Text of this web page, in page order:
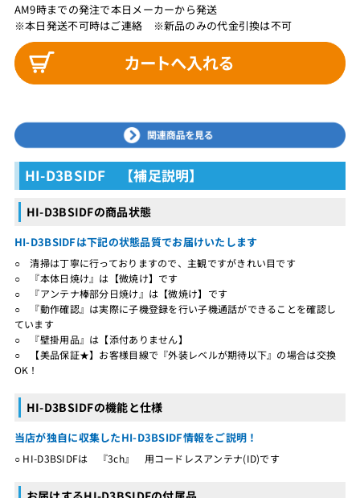
AM9時までの発注で本日メーカーから発送
※本日発送不可時はご連絡 ※新品のみの代金引換は不可
HI-D3BSIDF 【補足説明】
HI-D3BSIDFの商品状態
HI-D3BSIDFは下記の状態品質でお届けいたします
○ 清掃は丁寧に行っておりますので、主観ですがきれい目です
○ 『本体日焼け』は【微焼け】です
○ 『アンテナ棒部分日焼け』は【微焼け】です
○ 『動作確認』は実際に子機登録を行い子機通話ができることを確認し
ています
○ 『壁掛用品』は【添付ありません】
○ 【美品保証★】お客様目線で『外装レベルが期待以下』の場合は交換
OK！
HI-D3BSIDFの機能と仕様
当店が独自に収集したHI-D3BSIDF情報をご説明！
○ HI-D3BSIDFは 『3ch』 用コードレスアンテナ(ID)です